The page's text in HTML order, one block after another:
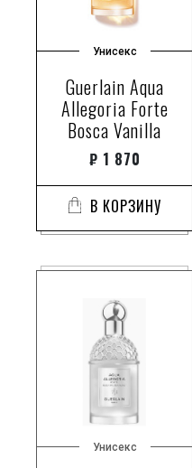
Унисекс
Guerlain Aqua
Allegoria Forte
Bosca Vanilla
₽ 1 870
В КОРЗИНУ
Унисекс